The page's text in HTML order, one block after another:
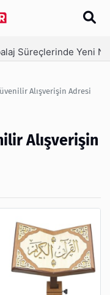
Ambalaj Süreçlerinde Yeni Nesil Verimliliği Olimpack ile Yakalayın 3 hafta önce
Alışverişin Adresi
Alışverişin